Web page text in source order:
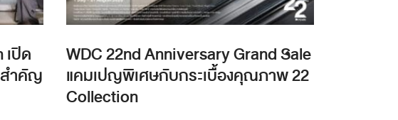
เปิด
สำคัญ
WDC 22nd Anniversary Grand Sale
แคมเปญพิเศษกับกระเบื้องคุณภาพ 22
Collection